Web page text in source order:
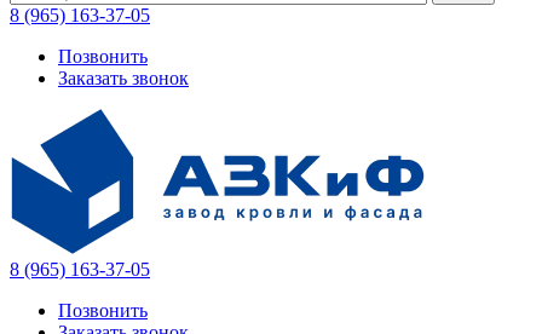
8 (965) 163-37-05
Позвонить
Заказать звонок
8 (965) 163-37-05
Позвонить